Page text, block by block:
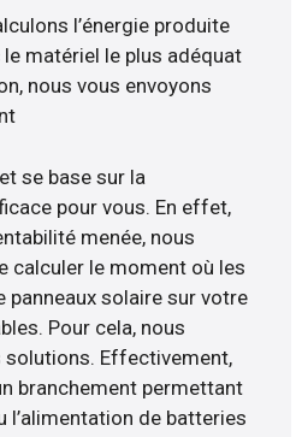
l’énergie produite
matériel le plus adéquat
nous vous envoyons
se base sur la
pour vous. En effet,
menée, nous
calculer le moment où les
panneaux solaire sur votre
Pour cela, nous
Effectivement,
branchement permettant
l’alimentation de batteries